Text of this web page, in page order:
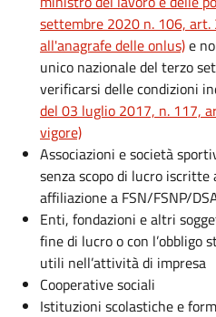
settembre 2020 n. 106,
all'anagrafe delle onlus)e
unico nazionale del terzo
verificarsi delle condizioni
del 03 luglio 2017, n. 117,
vigore)
Associazioni e società
senza scopo di lucro iscritte
affiliazione a FSN/FSNP/
Enti, fondazioni e altri
fine di lucro o con
utili nell’attività di impresa
Cooperative sociali
Istituzioni scolastiche e